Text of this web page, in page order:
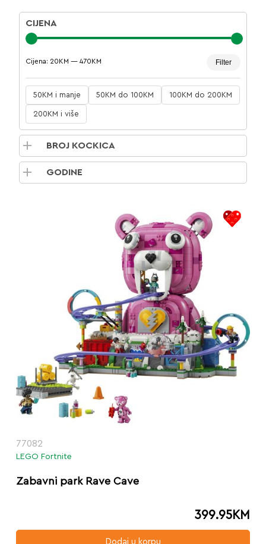
CIJENA
cijena
cijena
Filter
Cijena: 20KM — 470KM
50KM i manje 50KM do 100KM 100KM do 200KM
200KM i više
BROJ KOCKICA
GODINE
77082
LEGO Fortnite
Zabavni park Rave Cave
399.95KM
Dodaj u korpu